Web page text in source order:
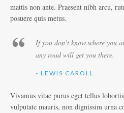
mattis non ante. Praesent nibh arcu,
posuere quis metus.
If you don’t know where you
any road will get you there.
- LEWIS CAROLL
Vivamus vitae purus eget tellus
vulputate mauris, non dignissim urna